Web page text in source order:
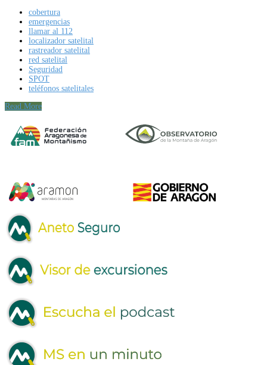
cobertura
emergencias
llamar al 112
localizador satelital
rastreador satelital
red satelital
Seguridad
SPOT
teléfonos satelitales
Read More